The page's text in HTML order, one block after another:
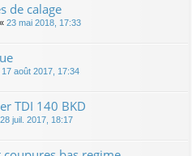
de calage
« 23 mai 2018, 17:33
17 août 2017, 17:34
TDI 140 BKD
28 juil. 2017, 18:17